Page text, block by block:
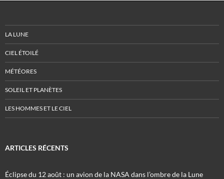
LA LUNE
CIEL ÉTOILÉ
MÉTÉORES
SOLEIL ET PLANÈTES
LES HOMMES ET LE CIEL
ARTICLES RÉCENTS
Éclipse du 12 août : un avion de la NASA dans l’ombre de la Lune